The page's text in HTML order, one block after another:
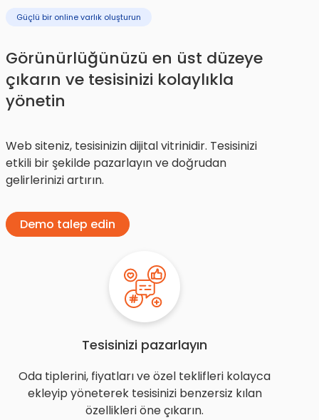
Güçlü bir online varlık oluşturun
Görünürlüğünüzü en üst düzeye
çıkarın ve tesisinizi kolaylıkla
yönetin
Web siteniz, tesisinizin dijital vitrinidir. Tesisinizi
etkili bir şekilde pazarlayın ve doğrudan
gelirlerinizi artırın.
Demo talep edin
Tesisinizi pazarlayın
Oda tiplerini, fiyatları ve özel teklifleri kolayca
ekleyip yöneterek tesisinizi benzersiz kılan
özellikleri öne çıkarın.